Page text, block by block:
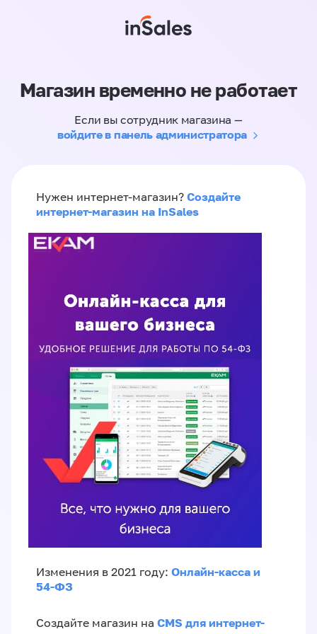
Магазин временно не работает
Если вы сотрудник магазина —
войдите в панель администратора
Нужен интернет-магазин? Создайте
интернет-магазин на InSales
Изменения в 2021 году: Онлайн-касса и
54-ФЗ
Создайте магазин на CMS для интернет-